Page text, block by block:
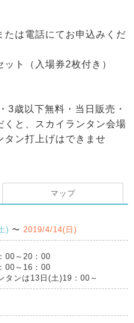
は電話にてお申込みくだ
ット（入場券2枚付き）
歳以下無料・当日販売・
と、スカイランタン会場
タン打上げはできませ
マップ
) 〜 2019/4/14(日)
00～20：00
00～16：00
タンは13日(土)19：00～